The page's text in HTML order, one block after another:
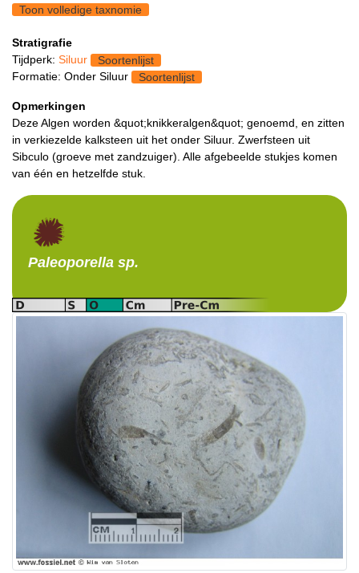
Toon volledige taxnomie
Stratigrafie
Tijdperk: Siluur
Soortenlijst
Formatie: Onder Siluur
Soortenlijst
Opmerkingen
Deze Algen worden &quot;knikkeralgen&quot; genoemd, en zitten
in verkiezelde kalksteen uit het onder Siluur. Zwerfsteen uit
Sibculo (groeve met zandzuiger). Alle afgebeelde stukjes komen
van één en hetzelfde stuk.
Paleoporella sp.